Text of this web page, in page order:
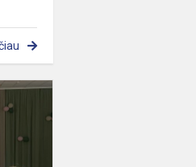
Gimnazijoje